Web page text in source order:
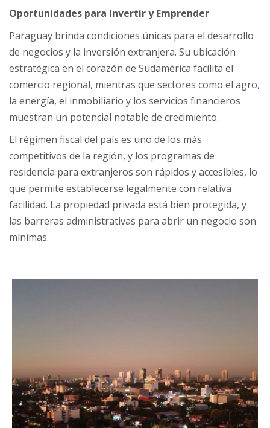
Oportunidades para Invertir y Emprender
Paraguay brinda condiciones únicas para el desarrollo
de negocios y la inversión extranjera. Su ubicación
estratégica en el corazón de Sudamérica facilita el
comercio regional, mientras que sectores como el agro,
la energía, el inmobiliario y los servicios financieros
muestran un potencial notable de crecimiento.
El régimen fiscal del país es uno de los más
competitivos de la región, y los programas de
residencia para extranjeros son rápidos y accesibles, lo
que permite establecerse legalmente con relativa
facilidad. La propiedad privada está bien protegida, y
las barreras administrativas para abrir un negocio son
mínimas.